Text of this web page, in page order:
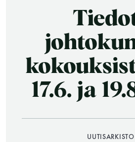
KATSO TARKEMMAT AUKIOLOAJAT
JÄSENSIVUT
17.6. ja
UUTISARKISTO